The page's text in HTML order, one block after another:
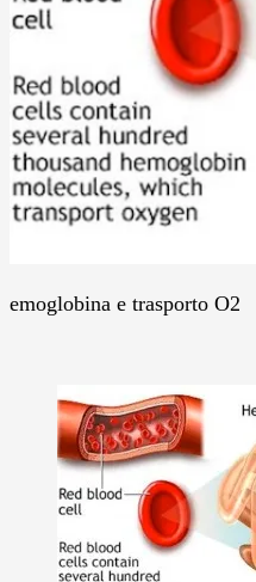
emoglobina e trasporto O2